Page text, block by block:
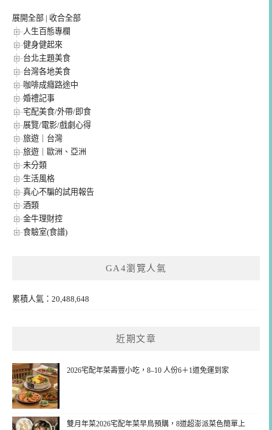
展開全部 | 收合全部
人生百態專欄
健身健起來
台北主題美食
台灣各地美食
咖啡成癮路途中
婚禮記事
宅配美食/外帶/即食
展覽/電影/戲劇心得
旅遊｜台灣
旅遊｜歐洲、亞洲
未分類
生活風格
真心不騙的試用報告
酒類
金牛理財控
食驗室(食譜)
GA4瀏覽人氣
累積人氣：20,488,648
近期文章
2026宅配年菜壽豐小吃，8–10 人份6＋1道免運到家
雙月年菜2026宅配年菜早鳥預購，8道超澎派菜色簡單上